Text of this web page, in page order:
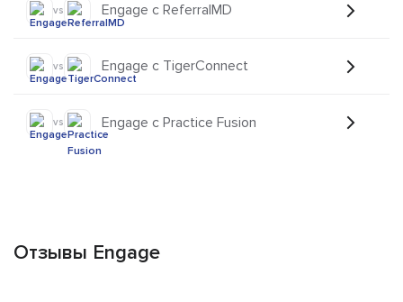
vs Engage с ReferralMD
vs Engage с TigerConnect
vs Engage с Practice Fusion
Отзывы Engage